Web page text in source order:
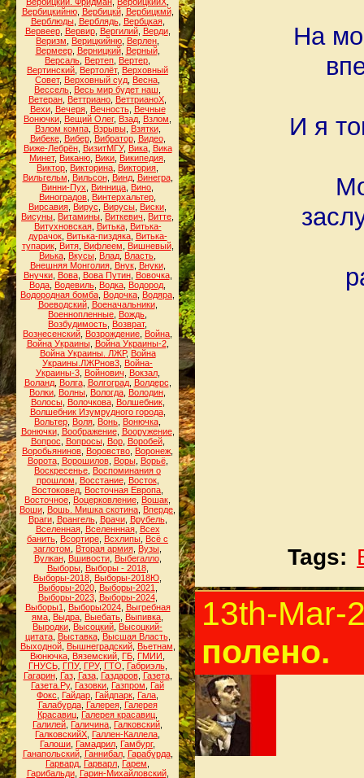
Вербицкийню, Вербицкй, Вербицкмй,
Верблюды, Верблядь, Вербцкая,
Вервеер, Вервир, Вергилий, Верди,
Веризм
Верицкийню Верлен
Вермеер, Верницкий, Верный,
Версаль Вертеп Вертер
Вертинский Вертолёт, Верховный
Совет, Верховный суд Весна
Вессель Весь мир будет наш
Ветеран Веттриано ВеттрианоХ
Вехи, Вечеря, Вечность, Вечные
Вонючки Вещий Олег, Взад Взлом
Взлом компа, Взрывы, Взятки,
Вибеке, Вибер, Вибратор, Видео,
Виже-Лебрён, ВизитМГУ, Вика, Вика
Минет, Виканю Вики Википедия
Виктор Викторина Виктория
Вильгельм
Вильсон, Винд, Винегра,
Винни-Пух
Винница Вино
Виноградов Винтерхальтер
Вирсавия Вирус Вирусы Виски
Висуны Витамины Виткевич Витте
Витухновская, Витька, Витька-
дурачок, Витька-пиздяка, Витька-
тупарик, Витя, Вифлеем Вишневый,
Виька Вкусы Влад Власть
Внешняя Монголия, Внук, Внуки,
Внучки, Вова, Вова Путин, Вовочка,
Вода Водевиль Водка Водород
Водородная бомба Водочка Водяра
Воеводский, Военачальники,
Военнопленные Вождь
Возбудимость Возврат,
Вознесенский Возрождение Война
Война Украины, Война Украины-2,
Война Украины. ЛЖР, Война
Украины.ЛЖРнов3 Война-
Украины-3, Войнович Вокзал,
Воланд, Волга, Волгоград, Волдерс
Волки Волны Вологда Володин
Волосы, Волочкова, Волшебник,
Волшебник Изумрудного города,
Вольтер Воля Вонь Вонючка
Вонючки, Воображение, Вооружение,
Вопрос
Вопросы, Вор, Воробей,
Воробьянинов Воровство Воронеж
Ворота, Ворошилов, Воры, Ворьё,
Воскресенье Воспоминания о
прошлом
Восстание, Восток,
Востоковед Восточная Европа
Восточное Воцерковление Вошак
Воши Вошь. Мишка скотина Вперде
Враги, Врангель, Врачи, Врубель,
Вселенная, Вселеннная, Всех
банить Всортире Всхлипы Всё с
заглотом
Вторая армия Вузы
Вулкан, Вшивости, Выбегалло,
Выборы, Выборы - 2018,
Выборы-2018 Выборы-2018Ю
Выборы-2020, Выборы-2021
Выборы-2023, Выборы-2024,
Выборы1
Выборы2024, Выгребная
яма Выдра Выебать Выпивка
Выродки Высоцкий Высоцкий-
цитата, Выставка, Высшая Власть,
Выходной, Вышнеградский, Вьетнам
Вюнючка Вяземский ГБ ГМИИ
ГНУСЬ, ГПУ, ГРУ, ГТО Габриэль,
Гагарин, Газ, Газа, Газдаров, Газета,
Газета.Ру, Газовки Газпром
Гай
Фокс
Гайдар Гайдпарк Гала
Галабурда, Галерея, Галерея
Красавиц Галерея красавиц
Галилей Галичина Галковский
ГалковскийХ Галлен-Каллела
Галоши Гамадрил Гамбург,
Ганапольский, Ганнибал, Гарабурда,
Гарвард Гарварл Гарем
Гарибальди, Гарин-Михайловский,
На
И я
Tags:
13th-Mar-
полено.